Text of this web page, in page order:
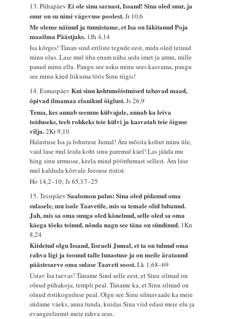
13. PühapäevEi ole sinu sarnast, Issand! Sina oled suur, ja
suur on su nimi vägevuse poolest.Jr 10,6
Me oleme näinud ja tunnistame, et Isa on läkitanud Poja
maailma Päästjaks. 1Jh 4,14
Isa kõrges! Tänan sind eriliste tegude eest, mida oled teinud
minu elus. Lase mul üha enam näha seda imet ja armu, mille
paned minu ellu. Pangu see usku minu sees kasvama, pangu
see minu käed liikuma töös Sinu riigis!
14. EsmaspäevKui sinu kohtumõistmised tabavad maad,
õpivad ilmamaa elanikud õiglust.Js 26,9
Tema, kes annab seemne külvajale, annab ka leiva
toiduseks, teeb rohkeks teie külvi ja kasvatab teie õiguse
vilja.2Kr 9,10
Halastuse Isa ja lohutuse Jumal! Ära mõista kohut minu üle,
vaid lase mul leida koht sinu paremal käel! Las jääda mu
hing sinu armusse, keela mind pöördumast sellest. Ära lase
mul kalduda kõrvale Jeesuse ristist.
Ho 14,2–10; Js 65,17–25
15. TeisipäevSaalomon palus: Sina oled pidanud oma
sulasele, mu isale Taavetile, mis sa temale olid lubanud.
Jah, mis sa oma suuga oled kõnelnud, selle oled sa oma
käega tõeks teinud, nõnda nagu see täna on sündinud. 1Kn
8,24
Kiidetud olgu Issand, Iisraeli Jumal, et ta on tulnud oma
rahva ligi ja toonud talle lunastuse ja on meile äratanud
päästesarve oma sulase Taaveti soost.Lk 1,68–69
Ustav Isa taevas! Täname Sind selle eest, et Sinu silmad on
olnud pühakoja, templi peal. Täname ka, et Sinu silmad on
olnud ristikoguduse peal. Olgu see Sinu silmavaade ka meie
südame väeks, anna tunda, kuidas Sina viid edasi meie elu ja
evangeeliumit meie rahva seas.